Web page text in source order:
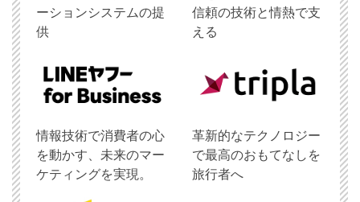
ーションシステムの提
供
信頼の技術と情熱で支
える
情報技術で消費者の心
を動かす、未来のマー
ケティングを実現。
革新的なテクノロジー
で最高のおもてなしを
旅行者へ